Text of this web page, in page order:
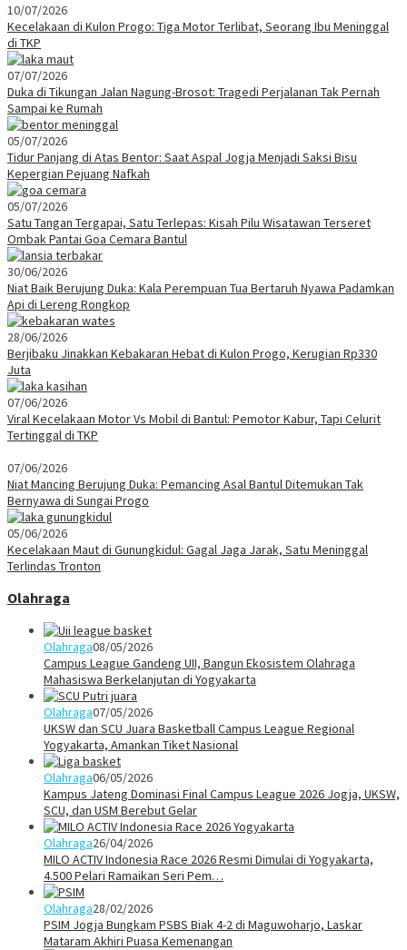
10/07/2026
Kecelakaan di Kulon Progo: Tiga Motor Terlibat, Seorang Ibu Meninggal
di TKP
07/07/2026
Duka di Tikungan Jalan Nagung-Brosot: Tragedi Perjalanan Tak Pernah
Sampai ke Rumah
05/07/2026
Tidur Panjang di Atas Bentor: Saat Aspal Jogja Menjadi Saksi Bisu
Kepergian Pejuang Nafkah
05/07/2026
Satu Tangan Tergapai, Satu Terlepas: Kisah Pilu Wisatawan Terseret
Ombak Pantai Goa Cemara Bantul
30/06/2026
Niat Baik Berujung Duka: Kala Perempuan Tua Bertaruh Nyawa Padamkan
Api di Lereng Rongkop
28/06/2026
Berjibaku Jinakkan Kebakaran Hebat di Kulon Progo, Kerugian Rp330
Juta
07/06/2026
Viral Kecelakaan Motor Vs Mobil di Bantul: Pemotor Kabur, Tapi Celurit
Tertinggal di TKP
07/06/2026
Niat Mancing Berujung Duka: Pemancing Asal Bantul Ditemukan Tak
Bernyawa di Sungai Progo
05/06/2026
Kecelakaan Maut di Gunungkidul: Gagal Jaga Jarak, Satu Meninggal
Terlindas Tronton
Olahraga
Olahraga08/05/2026
Campus League Gandeng UII, Bangun Ekosistem Olahraga
Mahasiswa Berkelanjutan di Yogyakarta
Olahraga07/05/2026
UKSW dan SCU Juara Basketball Campus League Regional
Yogyakarta, Amankan Tiket Nasional
Olahraga06/05/2026
Kampus Jateng Dominasi Final Campus League 2026 Jogja, UKSW,
SCU, dan USM Berebut Gelar
Olahraga26/04/2026
MILO ACTIV Indonesia Race 2026 Resmi Dimulai di Yogyakarta,
4.500 Pelari Ramaikan Seri Pem…
Olahraga28/02/2026
PSIM Jogja Bungkam PSBS Biak 4-2 di Maguwoharjo, Laskar
Mataram Akhiri Puasa Kemenangan